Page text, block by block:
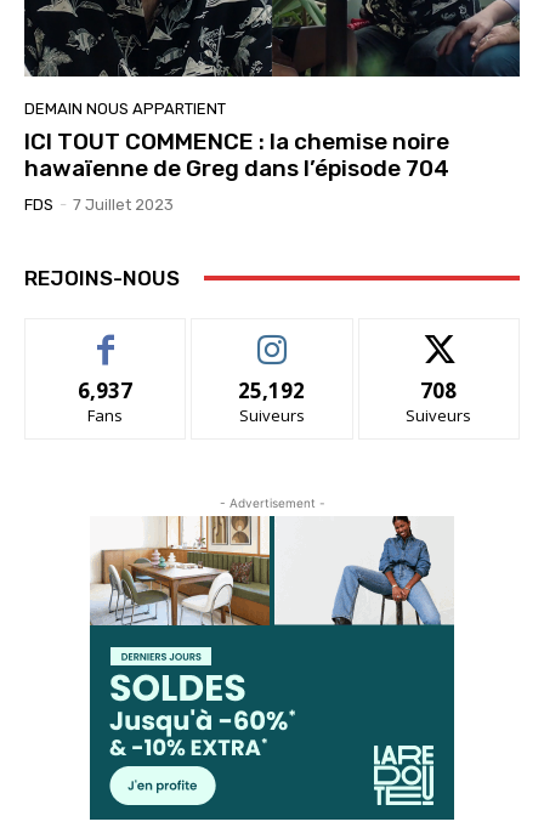
DEMAIN NOUS APPARTIENT
ICI TOUT COMMENCE : la chemise noire
hawaïenne de Greg dans l’épisode 704
FDS - 7 Juillet 2023
REJOINS-NOUS
6,937
Fans
25,192
Suiveurs
708
Suiveurs
- Advertisement -